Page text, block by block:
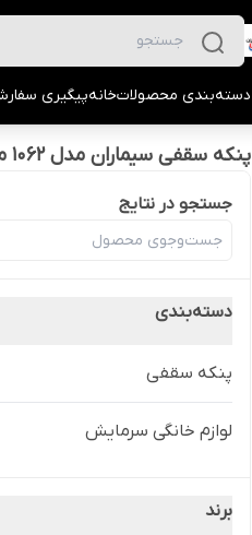
دسته‌بندی محصولاتخانهپیگیری
پنکه سقفی سیماران مدل ۱۰۶۲ موتور سنگین ۱۱۰ وات
جستجو در نتایج
دسته‌بندی
پنکه سقفی
لوازم خانگی سرمایش
برند